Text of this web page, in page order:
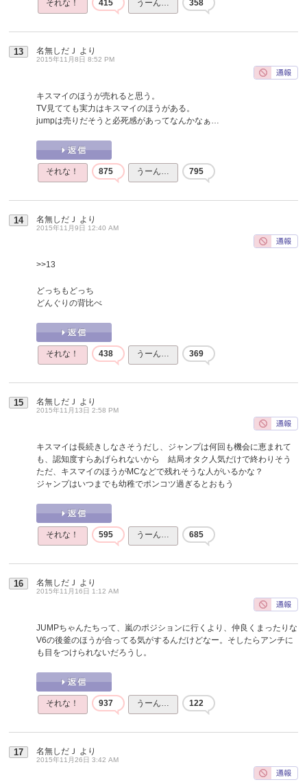
それな！ 415 うーん… 358
13 名無しだＪ より
2015年11月8日 8:52 PM
キスマイのほうが売れると思う。
TV見てても実力はキスマイのほうがある。
jumpは売りだそうと必死感があってなんかなぁ…
それな！ 875 うーん… 795
14 名無しだＪ より
2015年11月9日 12:40 AM
>>13
どっちもどっち
どんぐりの背比べ
それな！ 438 うーん… 369
15 名無しだＪ より
2015年11月13日 2:58 PM
キスマイは長続きしなさそうだし、ジャンプは何回も機会に恵まれて
も、認知度すらあげられないから 結局オタク人気だけで終わりそう
ただ、キスマイのほうがMCなどで残れそうな人がいるかな？
ジャンプはいつまでも幼稚でポンコツ過ぎるとおもう
それな！ 595 うーん… 685
16 名無しだＪ より
2015年11月16日 1:12 AM
JUMPちゃんたちって、嵐のポジションに行くより、仲良くまったりな
V6の後釜のほうが合ってる気がするんだけどなー。そしたらアンチに
も目をつけられないだろうし。
それな！ 937 うーん… 122
17 名無しだＪ より
2015年11月26日 3:42 AM